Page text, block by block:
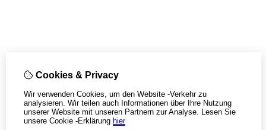
Cookies & Privacy
Wir verwenden Cookies, um den Website -Verkehr zu
analysieren. Wir teilen auch Informationen über Ihre Nutzung
unserer Website mit unseren Partnern zur Analyse. Lesen Sie
unsere Cookie -Erklärung hier